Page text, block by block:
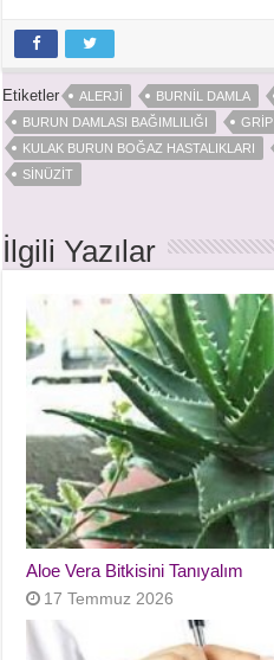
Etiketler ALERJI BURNIL DAMLA
BURUN DAMLASI BAĞIMLILIĞI
GRIP
KULAK BURUN BOĞAZ HASTALIKLARI
SINÜZIT
İlgili Yazılar
Aloe Vera Bitkisini Tanıyalım
17 Temmuz 2026